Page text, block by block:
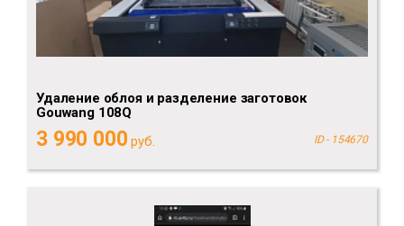
Удаление облоя и разделение заготовок
Gouwang 108Q
3 990 000 руб. ID - 154670